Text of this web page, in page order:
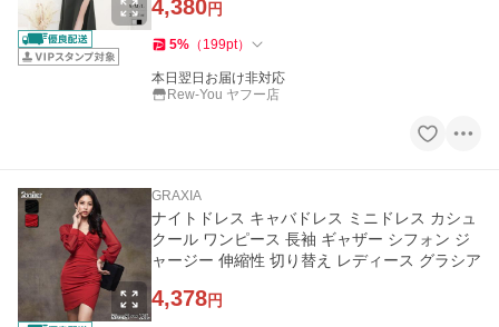
4,380円
5% （ 199pt）
本日翌日お届け非対応
Rew-You ヤフー店
GRAXIA
ナイトドレス キャバドレス ミニドレス カシュ
クール ワンピース 長袖 ギャザー シフォン ジ
ャージー 伸縮性 切り替え レディース グラシア
4,378円